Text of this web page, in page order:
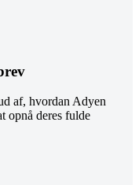
af, hvordan Adyen
opnå deres fulde